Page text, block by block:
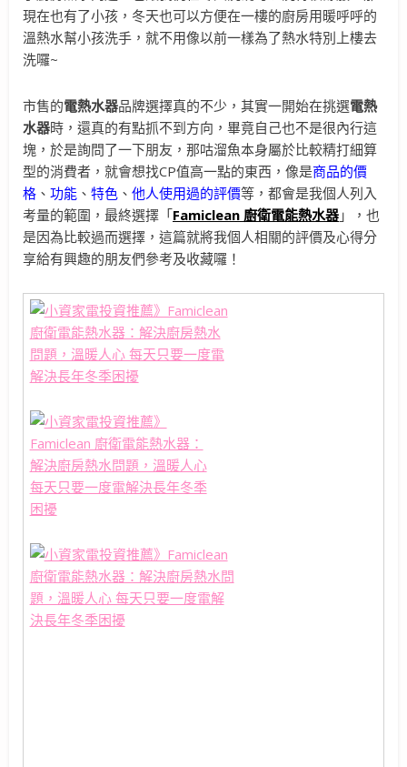
現在也有了小孩，冬天也可以方便在一樓的廚房用暖呼呼的
溫熱水幫小孩洗手，就不用像以前一樣為了熱水特別上樓去
洗囉~
市售的電熱水器品牌選擇真的不少，其實一開始在挑選電熱
水器時，還真的有點抓不到方向，畢竟自己也不是很內行這
塊，於是詢問了一下朋友，那咕溜魚本身屬於比較精打細算
型的消費者，就會想找CP值高一點的東西，像是商品的價
格 、 功能 、 特色 、 他人使用過的評價等，都會是我個人列入
考量的範圍，最終選擇「Famiclean 廚衛電能熱水器 」，也
是因為比較過而選擇，這篇就將我個人相關的評價及心得分
享給有興趣的朋友們參考及收藏囉！